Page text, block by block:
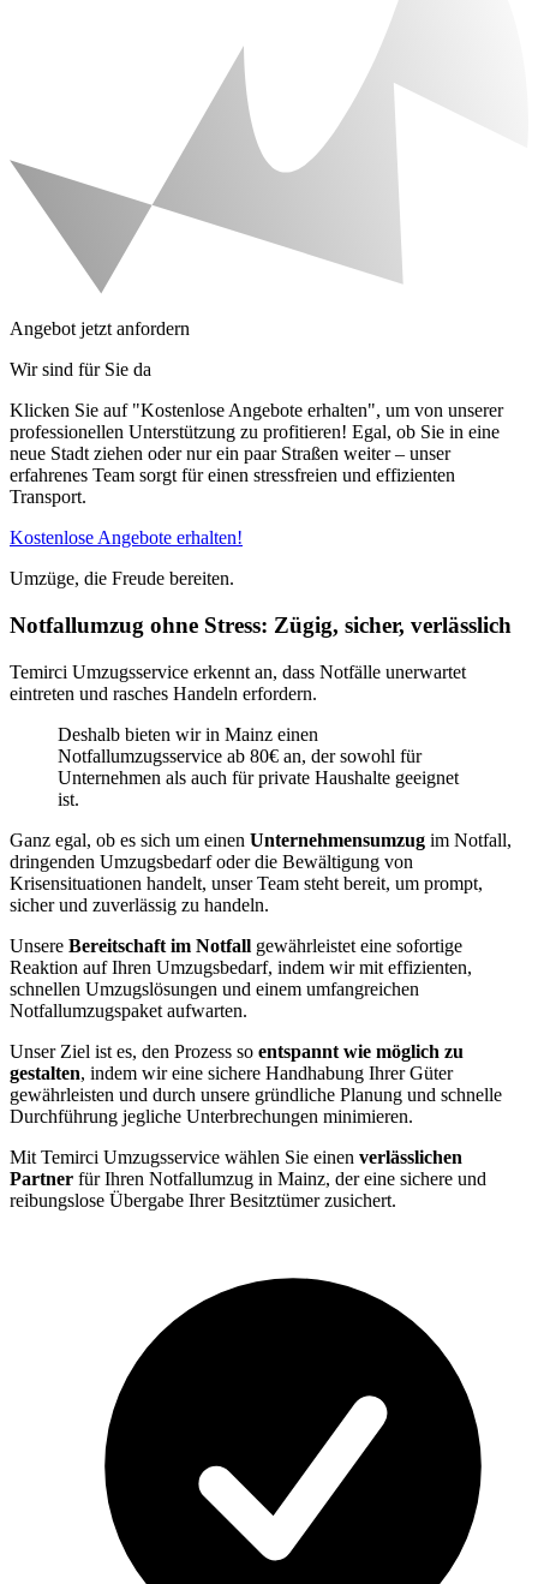
Angebot jetzt anfordern
Wir sind für Sie da
Klicken Sie auf "Kostenlose Angebote erhalten", um von unserer
professionellen Unterstützung zu profitieren! Egal, ob Sie in eine
neue Stadt ziehen oder nur ein paar Straßen weiter – unser
erfahrenes Team sorgt für einen stressfreien und effizienten
Transport.
Kostenlose Angebote erhalten!
Umzüge, die Freude bereiten.
Notfallumzug ohne Stress: Zügig, sicher, verlässlich
Temirci Umzugsservice erkennt an, dass Notfälle unerwartet
eintreten und rasches Handeln erfordern.
Deshalb bieten wir in Mainz einen
Notfallumzugsservice ab 80€ an, der sowohl für
Unternehmen als auch für private Haushalte geeignet
ist.
Ganz egal, ob es sich um einen Unternehmensumzug im Notfall,
dringenden Umzugsbedarf oder die Bewältigung von
Krisensituationen handelt, unser Team steht bereit, um prompt,
sicher und zuverlässig zu handeln.
Unsere Bereitschaft im Notfall gewährleistet eine sofortige
Reaktion auf Ihren Umzugsbedarf, indem wir mit effizienten,
schnellen Umzugslösungen und einem umfangreichen
Notfallumzugspaket aufwarten.
Unser Ziel ist es, den Prozess so entspannt wie möglich zu
gestalten, indem wir eine sichere Handhabung Ihrer Güter
gewährleisten und durch unsere gründliche Planung und schnelle
Durchführung jegliche Unterbrechungen minimieren.
Mit Temirci Umzugsservice wählen Sie einen verlässlichen
Partner für Ihren Notfallumzug in Mainz, der eine sichere und
reibungslose Übergabe Ihrer Besitztümer zusichert.